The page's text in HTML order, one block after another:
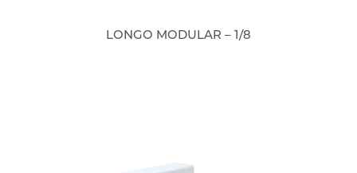
LONGO MODULAR – 1/8